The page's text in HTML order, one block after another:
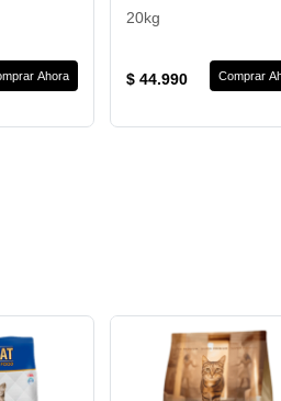
Ahora
20kg
$ 44.990 Comprar